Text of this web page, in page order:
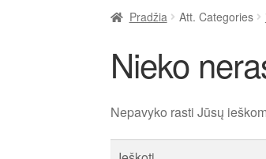
Pradžia Att. Categories
Nieko
Nepavyko rasti Jūsų
Ieškoti: